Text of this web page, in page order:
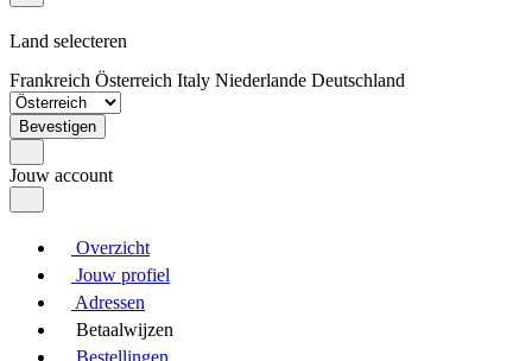
Land selecteren
Frankreich Österreich Italy Niederlande Deutschland
Bevestigen
Jouw account
Overzicht
Jouw profiel
Adressen
Betaalwijzen
Bestellingen